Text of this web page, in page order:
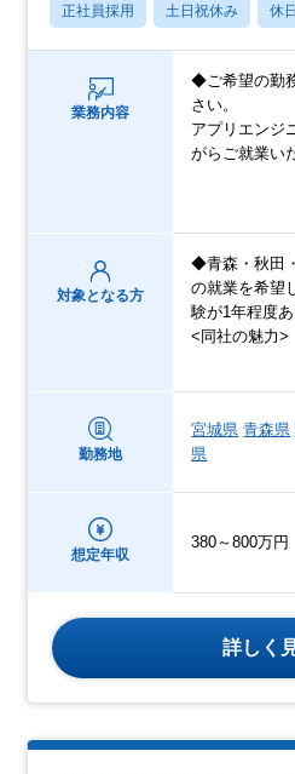
正社員採用 土日祝休み 休
業務内容
◆ご希望の勤
さい。
アプリエンジ
がらご就業い
対象となる方
◆青森・秋田
の就業を希望
験が1年程度
<同社の魅力>
勤務地
宮城県 青森県
県
想定年収
380～800万円
詳しく